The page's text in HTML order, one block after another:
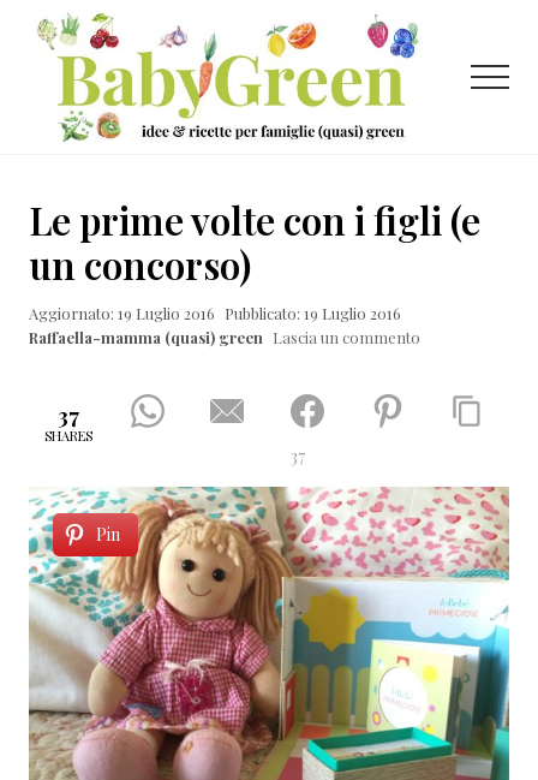
Menu
Passa
contenuto
principale
Passa
laterale
primaria
Passa
ricette
per
famiglie
Menu
Le prime volte con i figli (e
un concorso)
Aggiornato: 19 Luglio 2016 Pubblicato: 19 Luglio 2016
Raffaella-mamma (quasi) green Lascia un commento
37
SHARES
37
Pin